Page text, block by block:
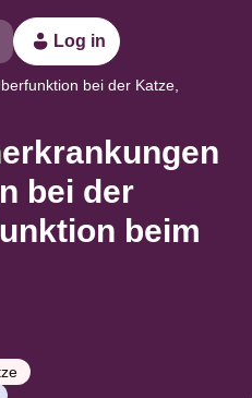
Log in
bei der Katze,
bei der
beim